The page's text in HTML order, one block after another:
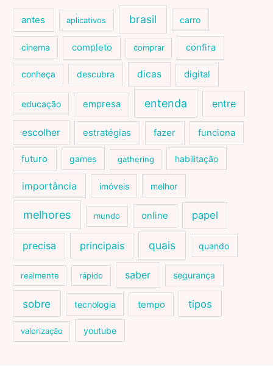
antes aplicativos brasil carro
cinema completo comprar confira
conheça descubra dicas digital
educação empresa entenda entre
escolher estratégias fazer funciona
futuro games gathering habilitação
importância imóveis melhor
melhores mundo online papel
precisa principais quais quando
realmente rápido saber segurança
sobre tecnologia tempo tipos
valorização youtube